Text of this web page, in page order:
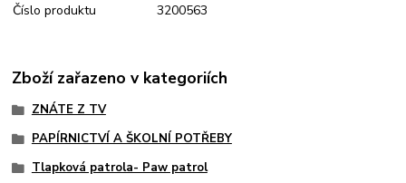
Číslo produktu
3200563
Zboží zařazeno v kategoriích
ZNÁTE Z TV
PAPÍRNICTVÍ A ŠKOLNÍ POTŘEBY
Tlapková patrola- Paw patrol